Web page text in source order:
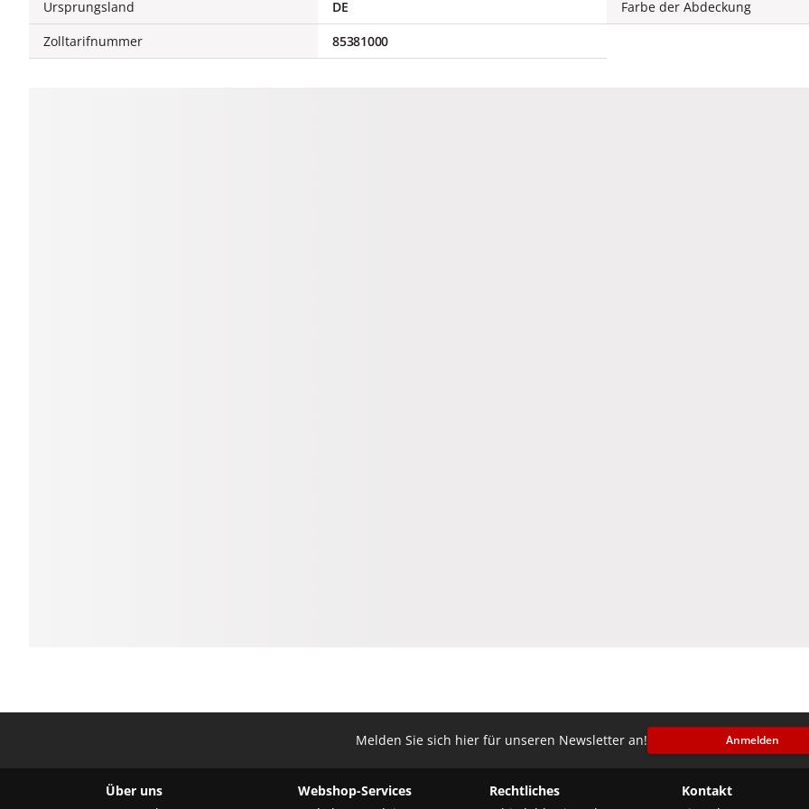
Ursprungsland
DE
Zolltarifnummer
85381000
Farbe der Abdeckung
Melden Sie sich hier für unseren Newsletter an! Anmelden
Über uns
Webshop-Services
Rechtliches
Kontakt